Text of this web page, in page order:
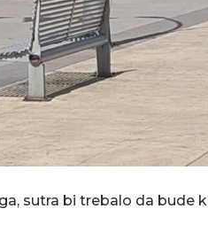
sutra bi trebalo da bude